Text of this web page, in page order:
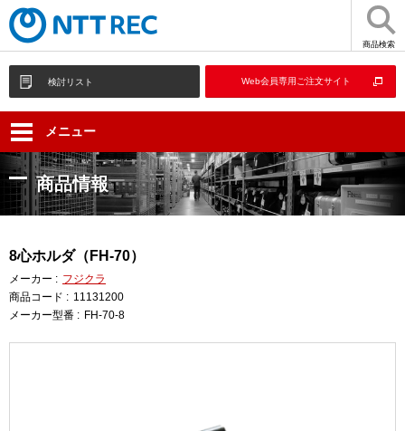
商品検索
検討リスト Web会員専用ご注文サイト
メニュー
商品情報
8心ホルダ（FH-70）
メーカー : フジクラ
商品コード : 11131200
メーカー型番 : FH-70-8